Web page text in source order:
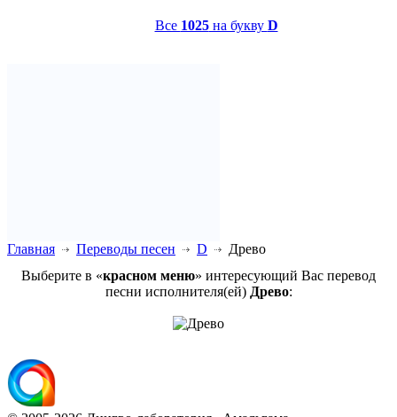
Все 1025на букву D
Главная Переводы песен D
Древо
Выберите в «красном меню» интересующий Вас перевод
песни исполнителя(ей) Древо: